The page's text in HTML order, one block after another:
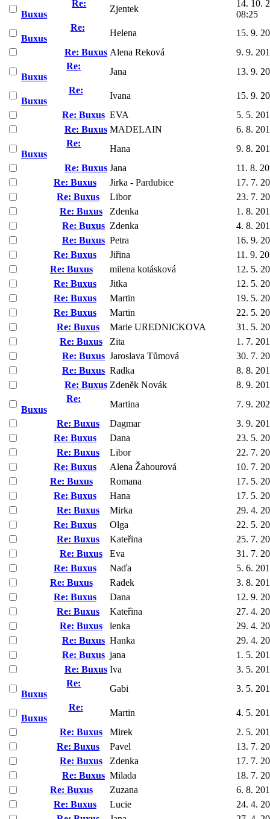
Re:
Buxus
Zjentek
14. 10.
08:25
Re:
Buxus
Helena
15. 9.
Re: Buxus Alena Reková
9. 9.
Re:
Buxus
Jana
13. 9.
Re:
Buxus
Ivana
15. 9.
Re: Buxus EVA
5. 5.
Re: Buxus MADELAIN
6. 8.
Re:
Buxus
Hana
9. 8.
Re: Buxus Jana
11. 8.
Re: Buxus
Jirka - Pardubice
17. 7.
Re: Buxus
Libor
23. 7.
Re: Buxus
Zdenka
1. 8.
Re: Buxus Zdenka
4. 8.
Re: Buxus Petra
16. 9.
Re: Buxus
Jiřina
11. 9.
Re: Buxus
milena kotásková
12. 5.
Re: Buxus
Jitka
12. 5.
Re: Buxus
Martin
19. 5.
Re: Buxus
Martin
22. 5.
Re: Buxus
Marie UREDNICKOVA
31. 5.
Re: Buxus
Zita
1. 7.
Re: Buxus Jaroslava Tůmová
30. 7.
Re: Buxus Radka
8. 8.
Re: Buxus Zdeněk Novák
8. 9.
Re:
Buxus
Martina
7. 9.
Re: Buxus
Dagmar
3. 9.
Re: Buxus
Dana
23. 5.
Re: Buxus
Libor
22. 7.
Re: Buxus
Alena Žahourová
10. 7.
Re: Buxus
Romana
17. 5.
Re: Buxus
Hana
17. 5.
Re: Buxus
Mirka
29. 4.
Re: Buxus
Olga
22. 5.
Re: Buxus
Kateřina
25. 7.
Re: Buxus
Eva
31. 7.
Re: Buxus
Naďa
5. 6.
Re: Buxus
Radek
3. 8.
Re: Buxus
Dana
12. 9.
Re: Buxus
Kateřina
27. 4.
Re: Buxus
lenka
29. 4.
Re: Buxus Hanka
29. 4.
Re: Buxus jana
1. 5.
Re: Buxus Iva
3. 5.
Re:
Buxus
Gabi
3. 5.
Re:
Buxus
Martin
4. 5.
Re: Buxus
Mirek
2. 5.
Re: Buxus
Pavel
13. 7.
Re: Buxus
Zdenka
17. 7.
Re: Buxus Milada
18. 7.
Re: Buxus
Zuzana
6. 8.
Re: Buxus
Lucie
24. 4.